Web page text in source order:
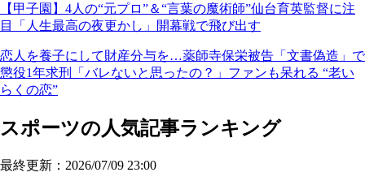
【甲子園】4人の“元プロ”＆“言葉の魔術師”仙台育英監督に注
目「人生最高の夜更かし」開幕戦で飛び出す
恋人を養子にして財産分与を…薬師寺保栄被告「文書偽造」で
懲役1年求刑「バレないと思ったの？」ファンも呆れる “老い
らくの恋”
スポーツの人気記事ランキング
最終更新：2026/07/09 23:00